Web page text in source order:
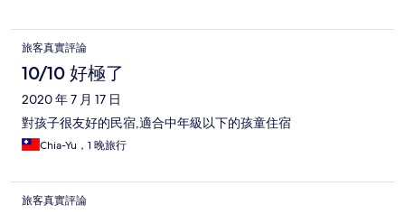
旅客真實評論
10/10 好極了
2020 年 7 月 17 日
對孩子很友好的民宿,適合中年級以下的孩童住宿
Chia-Yu，1 晚旅行
旅客真實評論